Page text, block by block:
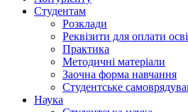
Студентам
Розклади
Реквізити для оплати
Практика
Методичні матеріали
Заочна форма навчання
Студентське
Наука